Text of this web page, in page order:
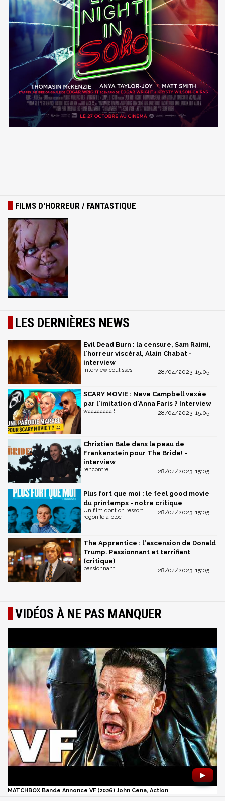
FILMS D'HORREUR / FANTASTIQUE
LES DERNIÈRES NEWS
Evil Dead Burn : la censure, Sam Raimi,
l'horreur viscéral, Alain Chabat -
interview
28/04/2023, 15:05
Interview coulisses
SCARY MOVIE : Neve Campbell vexée
par l'imitation d'Anna Faris ? Interview
28/04/2023, 15:05
waazaaaaa !
Christian Bale dans la peau de
Frankenstein pour The Bride! -
interview
28/04/2023, 15:05
rencontre
Plus fort que moi : le feel good movie
du printemps - notre critique
28/04/2023, 15:05
Un film dont on ressort
regonflé à bloc
The Apprentice : l'ascension de Donald
Trump. Passionnant et terrifiant
(critique)
28/04/2023, 15:05
passionnant
VIDÉOS À NE PAS MANQUER
►
MATCHBOX Bande Annonce VF (2026) John Cena, Action